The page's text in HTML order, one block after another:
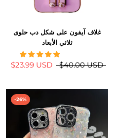
غلاف آيفون على شكل دب حلوى
ثلاثي الأبعاد
$23.99 USD $40.00 USD
-26%